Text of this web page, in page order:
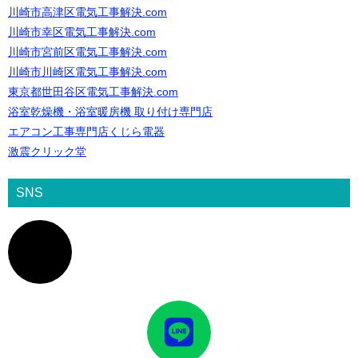
川崎市高津区電気工事解決.com
川崎市幸区電気工事解決.com
川崎市宮前区電気工事解決.com
川崎市川崎区電気工事解決.com
東京都世田谷区電気工事解決.com
浴室乾燥機・浴室暖房機 取り付け専門店
エアコン工事専門店くじら電器
激震クリック堂
SNS
イ
コ
ン
リ
イ
コ
ン
リ